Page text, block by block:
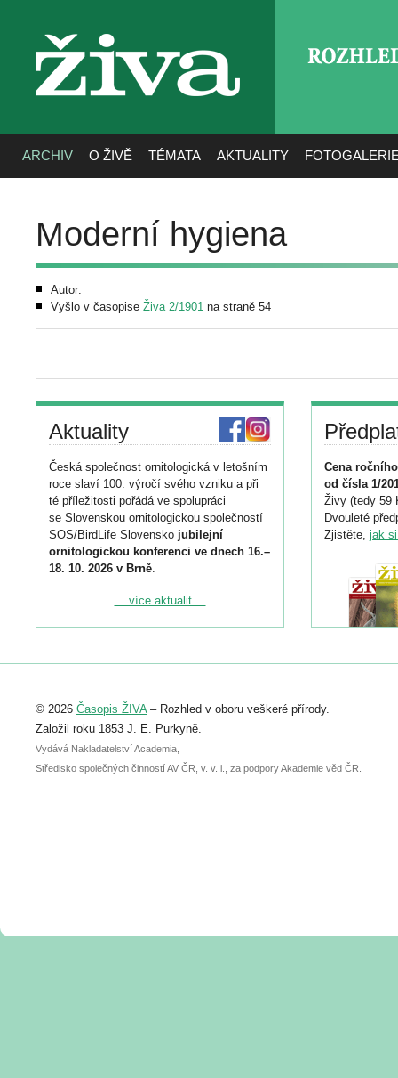
živa
ARCHIV O ŽIVĚ TÉMATA AKTUALITY
Moderní hygiena
Autor:
Vyšlo v časopise Živa 2/1901 na straně 54
Aktuality
Česká společnost ornitologická v letošním
roce slaví 100. výročí svého vzniku a při
té příležitosti pořádá ve spolupráci
se Slovenskou ornitologickou společností
SOS/BirdLife Slovensko jubilejní
ornitologickou konferenci ve dnech 16.–
18. 10. 2026 v Brně.
Podrobnější informace ke konferenci
Registrovat se můžete do 6. září.
abstraktu přihlášené přednášky nebo
posteru je už 30. června.
... více aktualit ...
Cena
od čísla 1/
Živy (tedy 59
Dvouleté
Zjistěte, jak
© 2026 Časopis ŽIVA– Rozhled v oboru veškeré přírody.
Založil roku 1853 J. E. Purkyně.
Vydává Nakladatelství Academia,
Středisko společných činností AV ČR, v. v. i., za podpory Akademie věd ČR.